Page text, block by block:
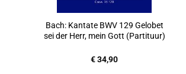
Bach: Kantate BWV 129 Gelobet
sei der Herr, mein Gott (Partituur)
€34,90